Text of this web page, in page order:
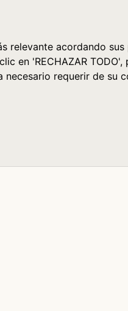
acordando
en 'RECHAZAR
requerir de su